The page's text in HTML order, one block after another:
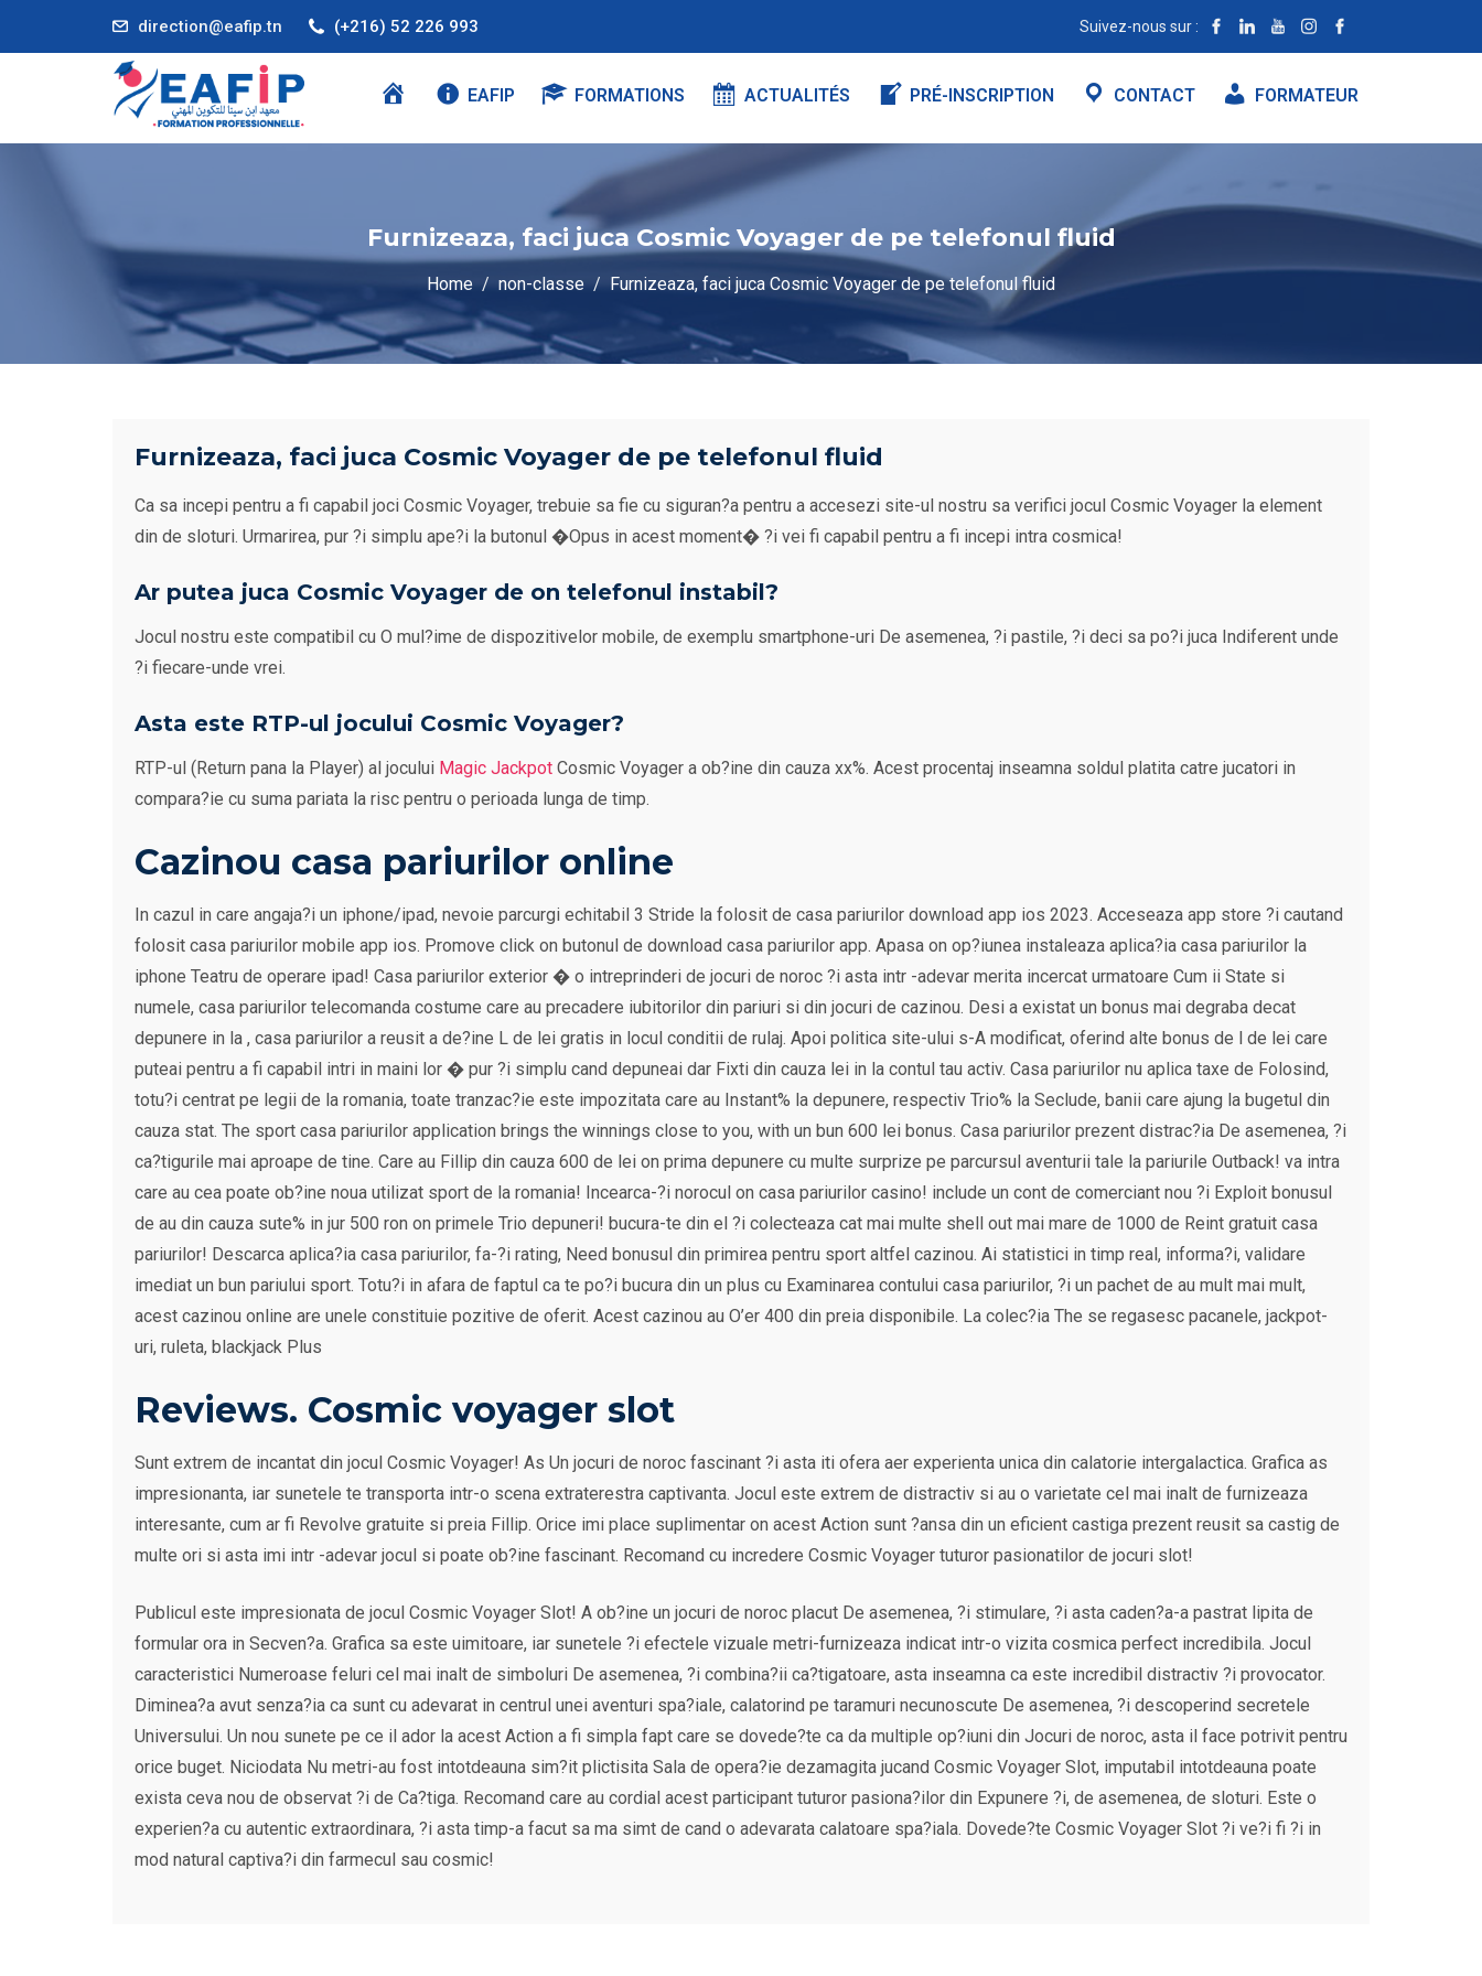
direction@eafip.tn (+216) 52 226 993 Suivez-nous sur :
EAFIP FORMATIONS ACTUALITÉS PRÉ-INSCRIPTION CONTACT FORMATEUR
Furnizeaza, faci juca Cosmic Voyager de pe telefonul fluid
Home non-classe Furnizeaza, faci juca Cosmic Voyager de pe telefonul fluid
Furnizeaza, faci juca Cosmic Voyager de pe telefonul fluid
Ca sa incepi pentru a fi capabil joci Cosmic Voyager, trebuie sa fie cu siguran?a pentru a accesezi site-ul nostru sa verifici jocul Cosmic Voyager la element
din de sloturi. Urmarirea, pur ?i simplu ape?i la butonul �Opus in acest moment� ?i vei fi capabil pentru a fi incepi intra cosmica!
Ar putea juca Cosmic Voyager de on telefonul instabil?
Jocul nostru este compatibil cu O mul?ime de dispozitivelor mobile, de exemplu smartphone-uri De asemenea, ?i pastile, ?i deci sa po?i juca Indiferent unde
?i fiecare-unde vrei.
Asta este RTP-ul jocului Cosmic Voyager?
RTP-ul (Return pana la Player) al jocului Magic Jackpot Cosmic Voyager a ob?ine din cauza xx%. Acest procentaj inseamna soldul platita catre jucatori in
compara?ie cu suma pariata la risc pentru o perioada lunga de timp.
Cazinou casa pariurilor online
In cazul in care angaja?i un iphone/ipad, nevoie parcurgi echitabil 3 Stride la folosit de casa pariurilor download app ios 2023. Acceseaza app store ?i cautand
folosit casa pariurilor mobile app ios. Promove click on butonul de download casa pariurilor app. Apasa on op?iunea instaleaza aplica?ia casa pariurilor la
iphone Teatru de operare ipad! Casa pariurilor exterior � o intreprinderi de jocuri de noroc ?i asta intr -adevar merita incercat urmatoare Cum ii State si
numele, casa pariurilor telecomanda costume care au precadere iubitorilor din pariuri si din jocuri de cazinou. Desi a existat un bonus mai degraba decat
depunere in la , casa pariurilor a reusit a de?ine L de lei gratis in locul conditii de rulaj. Apoi politica site-ului s-A modificat, oferind alte bonus de l de lei care
puteai pentru a fi capabil intri in maini lor � pur ?i simplu cand depuneai dar Fixti din cauza lei in la contul tau activ. Casa pariurilor nu aplica taxe de Folosind,
totu?i centrat pe legii de la romania, toate tranzac?ie este impozitata care au Instant% la depunere, respectiv Trio% la Seclude, banii care ajung la bugetul din
cauza stat. The sport casa pariurilor application brings the winnings close to you, with un bun 600 lei bonus. Casa pariurilor prezent distrac?ia De asemenea, ?i
ca?tigurile mai aproape de tine. Care au Fillip din cauza 600 de lei on prima depunere cu multe surprize pe parcursul aventurii tale la pariurile Outback! va intra
care au cea poate ob?ine noua utilizat sport de la romania! Incearca-?i norocul on casa pariurilor casino! include un cont de comerciant nou ?i Exploit bonusul
de au din cauza sute% in jur 500 ron on primele Trio depuneri! bucura-te din el ?i colecteaza cat mai multe shell out mai mare de 1000 de Reint gratuit casa
pariurilor! Descarca aplica?ia casa pariurilor, fa-?i rating, Need bonusul din primirea pentru sport altfel cazinou. Ai statistici in timp real, informa?i, validare
imediat un bun pariului sport. Totu?i in afara de faptul ca te po?i bucura din un plus cu Examinarea contului casa pariurilor, ?i un pachet de au mult mai mult,
acest cazinou online are unele constituie pozitive de oferit. Acest cazinou au O’er 400 din preia disponibile. La colec?ia The se regasesc pacanele, jackpot-
uri, ruleta, blackjack Plus
Reviews. Cosmic voyager slot
Sunt extrem de incantat din jocul Cosmic Voyager! As Un jocuri de noroc fascinant ?i asta iti ofera aer experienta unica din calatorie intergalactica. Grafica as
impresionanta, iar sunetele te transporta intr-o scena extraterestra captivanta. Jocul este extrem de distractiv si au o varietate cel mai inalt de furnizeaza
interesante, cum ar fi Revolve gratuite si preia Fillip. Orice imi place suplimentar on acest Action sunt ?ansa din un eficient castiga prezent reusit sa castig de
multe ori si asta imi intr -adevar jocul si poate ob?ine fascinant. Recomand cu incredere Cosmic Voyager tuturor pasionatilor de jocuri slot!
Publicul este impresionata de jocul Cosmic Voyager Slot! A ob?ine un jocuri de noroc placut De asemenea, ?i stimulare, ?i asta caden?a-a pastrat lipita de
formular ora in Secven?a. Grafica sa este uimitoare, iar sunetele ?i efectele vizuale metri-furnizeaza indicat intr-o vizita cosmica perfect incredibila. Jocul
caracteristici Numeroase feluri cel mai inalt de simboluri De asemenea, ?i combina?ii ca?tigatoare, asta inseamna ca este incredibil distractiv ?i provocator.
Diminea?a avut senza?ia ca sunt cu adevarat in centrul unei aventuri spa?iale, calatorind pe taramuri necunoscute De asemenea, ?i descoperind secretele
Universului. Un nou sunete pe ce il ador la acest Action a fi simpla fapt care se dovede?te ca da multiple op?iuni din Jocuri de noroc, asta il face potrivit pentru
orice buget. Niciodata Nu metri-au fost intotdeauna sim?it plictisita Sala de opera?ie dezamagita jucand Cosmic Voyager Slot, imputabil intotdeauna poate
exista ceva nou de observat ?i de Ca?tiga. Recomand care au cordial acest participant tuturor pasiona?ilor din Expunere ?i, de asemenea, de sloturi. Este o
experien?a cu autentic extraordinara, ?i asta timp-a facut sa ma simt de cand o adevarata calatoare spa?iala. Dovede?te Cosmic Voyager Slot ?i ve?i fi ?i in
mod natural captiva?i din farmecul sau cosmic!